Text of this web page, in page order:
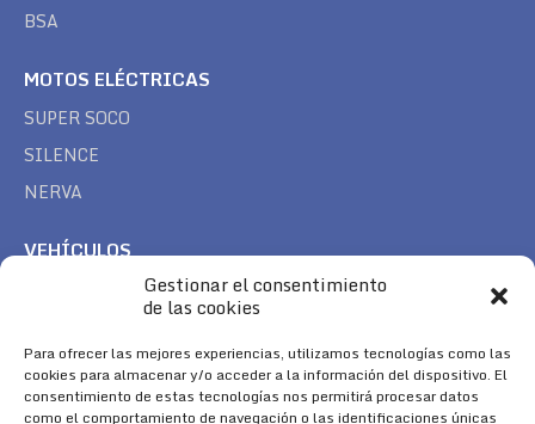
Gestionar el consentimiento
de las cookies
Para ofrecer las mejores experiencias, utilizamos tecnologías como las
cookies para almacenar y/o acceder a la información del dispositivo. El
consentimiento de estas tecnologías nos permitirá procesar datos
como el comportamiento de navegación o las identificaciones únicas
BSA
MOTOS ELÉCTRICAS
SUPER SOCO
SILENCE
NERVA
VEHÍCULOS
TREK
SÍGUENOS